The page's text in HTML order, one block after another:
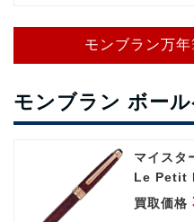
モンブラン万
モンブラン ボー
マイスタ
Le Petit
買取価格